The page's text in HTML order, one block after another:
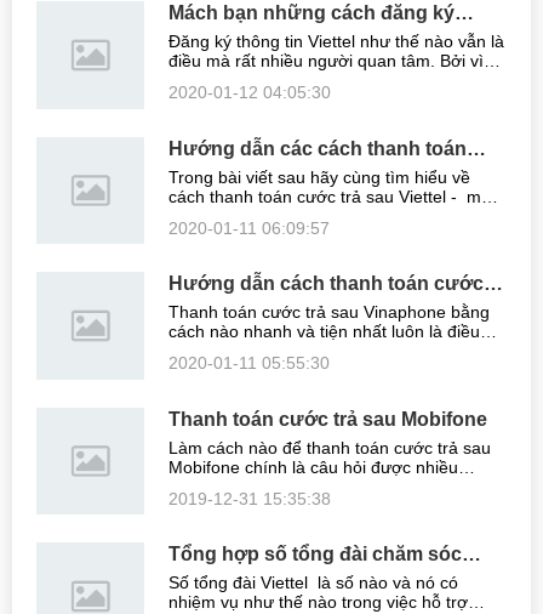
Mách bạn những cách đăng ký
thông tin chính chủ cho thuê bao
Viettel
Đăng ký thông tin Viettel như thế nào vẫn là
điều mà rất nhiều người quan tâm. Bởi vì
2017, song, cho tới nay, không ít người
2020-01-12 04:05:30
Hướng dẫn các cách thanh toán
cước cho thuê bao trả sau Viettel
Trong bài viết sau hãy cùng tìm hiểu về
cách thanh toán cước trả sau Viettel - một
người sử dụng đông đảo nhất tại Việt Nam.
2020-01-11 06:09:57
Hướng dẫn cách thanh toán cước
trả sau cho thuê bao Vinaphone
Thanh toán cước trả sau Vinaphone bằng
cách nào nhanh và tiện nhất luôn là điều
tâm. Dưới đây, hãy cùng điểm qua những
2020-01-11 05:55:30
Thanh toán cước trả sau Mobifone
Làm cách nào để thanh toán cước trả sau
Mobifone chính là câu hỏi được nhiều
MobiFone quan tâm tìm kiếm hiện nay.
...
2019-12-31 15:35:38
Tổng hợp số tổng đài chăm sóc
khách hàng Viettel - Mới nhất
Số tổng đài Viettel là số nào và nó có
nhiệm vụ như thế nào trong việc hỗ trợ